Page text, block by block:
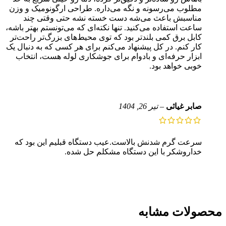
مطلوب می‌رسونه و نگه می‌داره. طراحی ارگونومیک و وزن
مناسبش باعث می‌شه دست خسته نشه حتی وقتی چند
ساعت استفاده می‌کنید. تنها نکته‌ای که می‌تونستم بهتر باشه،
کابل برق کمی بلندتر بود که توی محیط‌های بزرگ‌تر راحت‌تر
کار کنم. در کل پیشنهاد می‌کنم برای هر کسی که به دنبال یک
ابزار حرفه‌ای و بادوام برای جوشکاری لوله‌ هست، انتخاب
خوبی خواهد بود.
صابر غیاثی – تیر 26, 1404
سرعت گرم شدنش بالاست‌.عیب دستگاه قبلیم این بود که
خداروشکر با این دستگاه مشکلم حل شده.
محصولات مشابه